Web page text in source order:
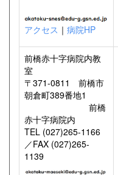
アクセス ｜ 病院HP
前橋赤十字病院内教
室
〒371-0811 前橋市
朝倉町389番地1
前橋
赤十字病院内
TEL (027)265-1166
／FAX (027)265-
1139